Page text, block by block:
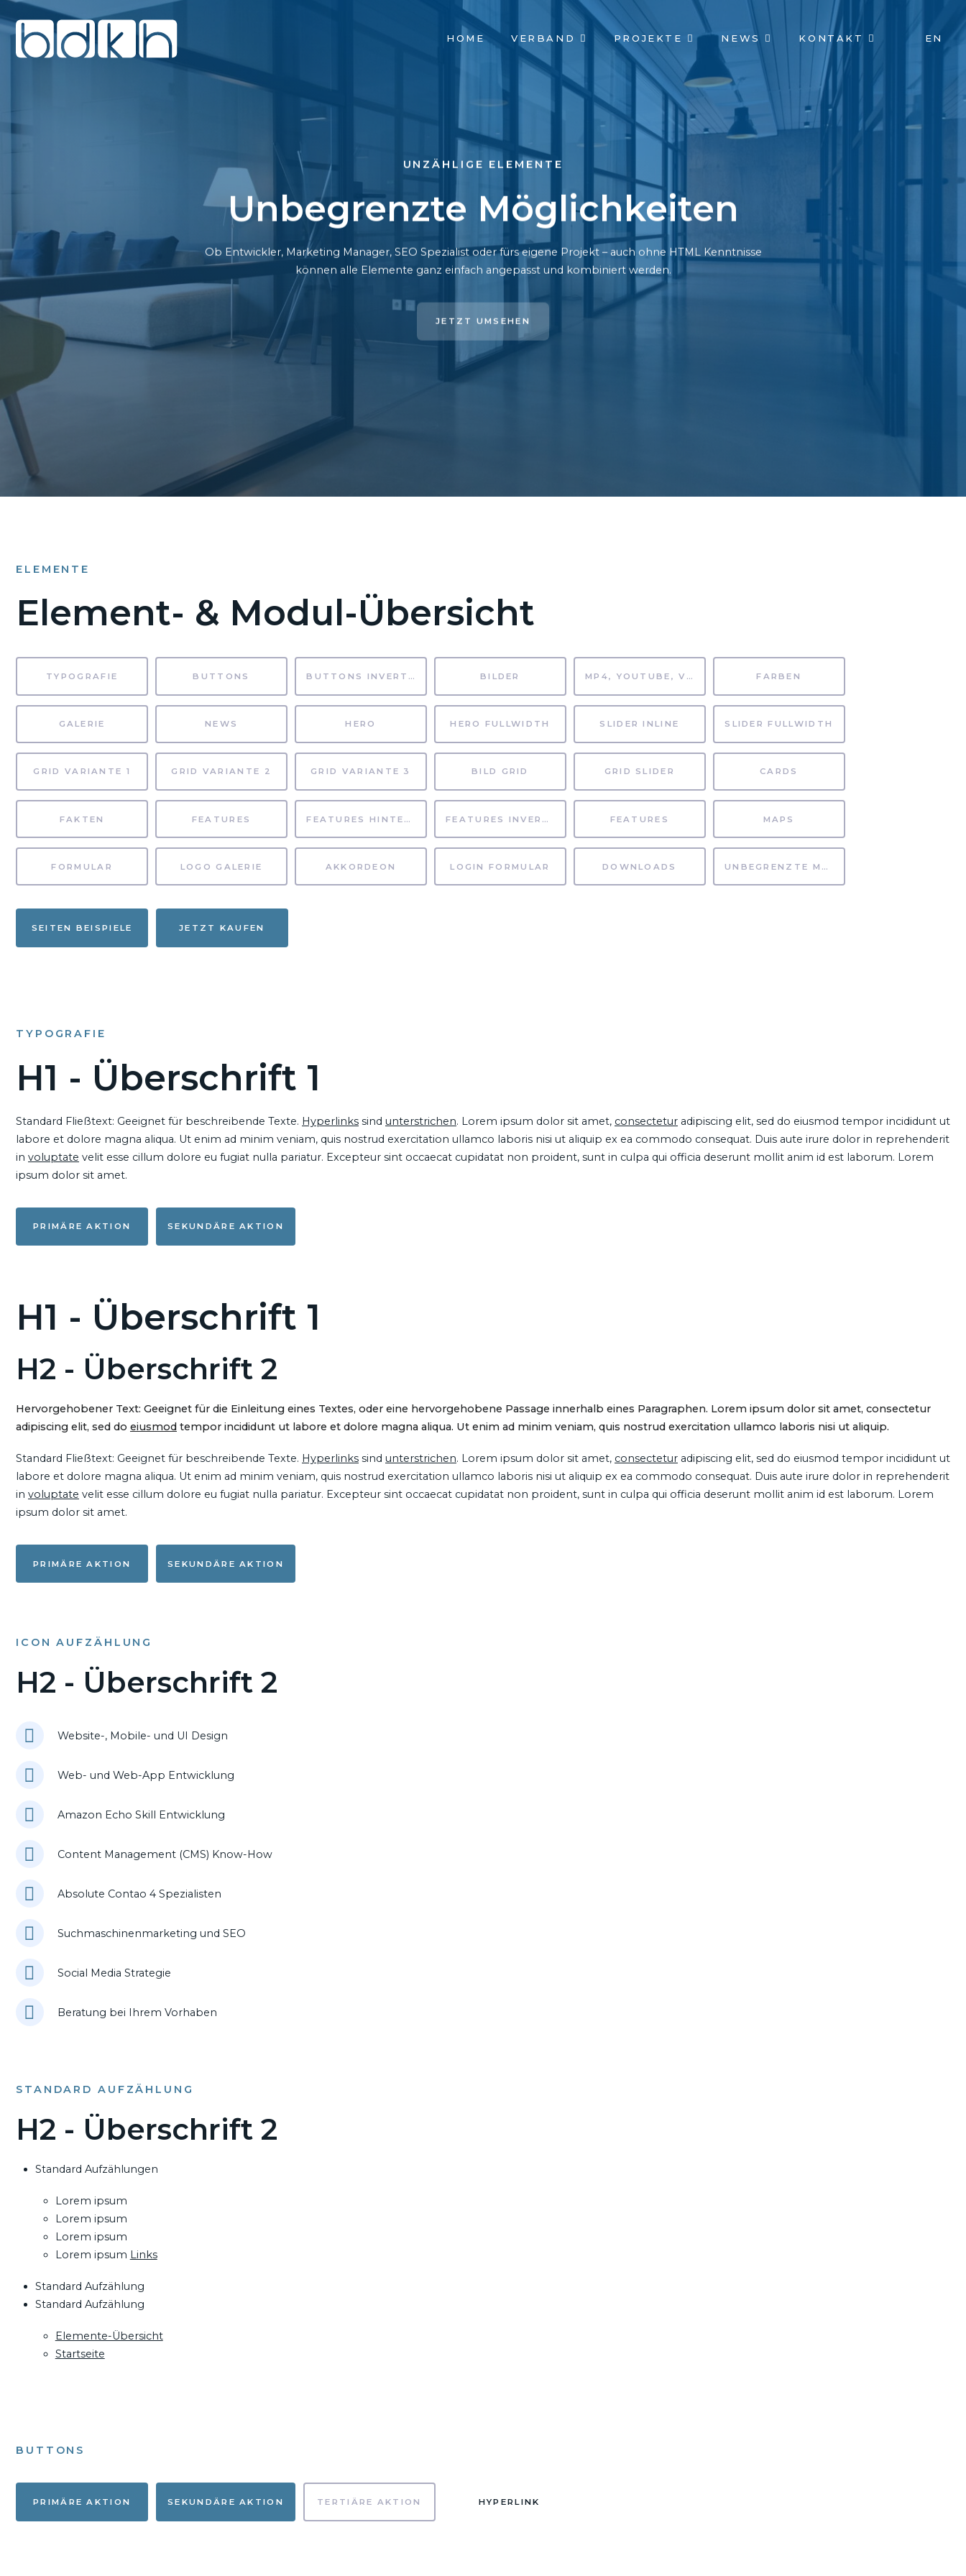
NAVIGATION
ÜBERSPRINGEN
HOME VERBAND PROJEKTE NEWS KONTAKT EN
UNZÄHLIGE ELEMENTE
Unbegrenzte Möglichkeiten
Ob Entwickler, Marketing Manager, SEO Spezialist oder fürs eigene Projekt – auch ohne HTML Kenntnisse
können alle Elemente ganz einfach angepasst und kombiniert werden.
JETZT UMSEHEN
ELEMENTE
Element- & Modul-Übersicht
TYPOGRAFIE BUTTONS BUTTONS INVERTIERT BILDER MP4, YOUTUBE, VIMEO FARBEN
GALERIE NEWS HERO HERO FULLWIDTH SLIDER INLINE SLIDER FULLWIDTH
GRID VARIANTE 1 GRID VARIANTE 2 GRID VARIANTE 3 BILD GRID GRID SLIDER CARDS
FAKTEN FEATURES FEATURES HINTERGRUND FEATURES INVERTIERT FEATURES MAPS
FORMULAR LOGO GALERIE AKKORDEON LOGIN FORMULAR DOWNLOADS UNBEGRENZTE MÖGLICHKEITEN
SEITEN BEISPIELE JETZT KAUFEN
TYPOGRAFIE
H1 - Überschrift 1
Standard Fließtext: Geeignet für beschreibende Texte. Hyperlinks sind unterstrichen. Lorem ipsum dolor sit amet, consectetur adipiscing elit, sed do eiusmod tempor incididunt ut
labore et dolore magna aliqua. Ut enim ad minim veniam, quis nostrud exercitation ullamco laboris nisi ut aliquip ex ea commodo consequat. Duis aute irure dolor in reprehenderit
in voluptate velit esse cillum dolore eu fugiat nulla pariatur. Excepteur sint occaecat cupidatat non proident, sunt in culpa qui officia deserunt mollit anim id est laborum. Lorem
ipsum dolor sit amet.
PRIMÄRE AKTION SEKUNDÄRE AKTION
H1 - Überschrift 1
H2 - Überschrift 2
Hervorgehobener Text: Geeignet für die Einleitung eines Textes, oder eine hervorgehobene Passage innerhalb eines Paragraphen. Lorem ipsum dolor sit amet, consectetur
adipiscing elit, sed do eiusmod tempor incididunt ut labore et dolore magna aliqua. Ut enim ad minim veniam, quis nostrud exercitation ullamco laboris nisi ut aliquip.
Standard Fließtext: Geeignet für beschreibende Texte. Hyperlinks sind unterstrichen. Lorem ipsum dolor sit amet, consectetur adipiscing elit, sed do eiusmod tempor incididunt ut
labore et dolore magna aliqua. Ut enim ad minim veniam, quis nostrud exercitation ullamco laboris nisi ut aliquip ex ea commodo consequat. Duis aute irure dolor in reprehenderit
in voluptate velit esse cillum dolore eu fugiat nulla pariatur. Excepteur sint occaecat cupidatat non proident, sunt in culpa qui officia deserunt mollit anim id est laborum. Lorem
ipsum dolor sit amet.
PRIMÄRE AKTION SEKUNDÄRE AKTION
ICON AUFZÄHLUNG
H2 - Überschrift 2
Website-, Mobile- und UI Design
Web- und Web-App Entwicklung
Amazon Echo Skill Entwicklung
Content Management (CMS) Know-How
Absolute Contao 4 Spezialisten
Suchmaschinenmarketing und SEO
Social Media Strategie
Beratung bei Ihrem Vorhaben
STANDARD AUFZÄHLUNG
H2 - Überschrift 2
Standard Aufzählungen
Lorem ipsum
Lorem ipsum
Lorem ipsum
Lorem ipsum Links
Standard Aufzählung
Standard Aufzählung
Elemente-Übersicht
Startseite
BUTTONS
PRIMÄRE AKTION SEKUNDÄRE AKTION TERTIÄRE AKTION HYPERLINK